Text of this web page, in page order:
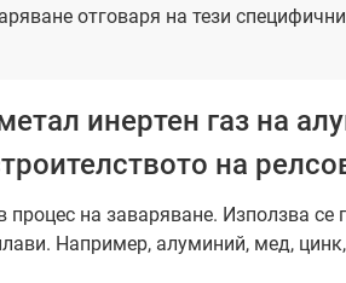
отговаря на тези
инертен газ на
на
на заваряване. Използва се
Например, алуминий, мед,